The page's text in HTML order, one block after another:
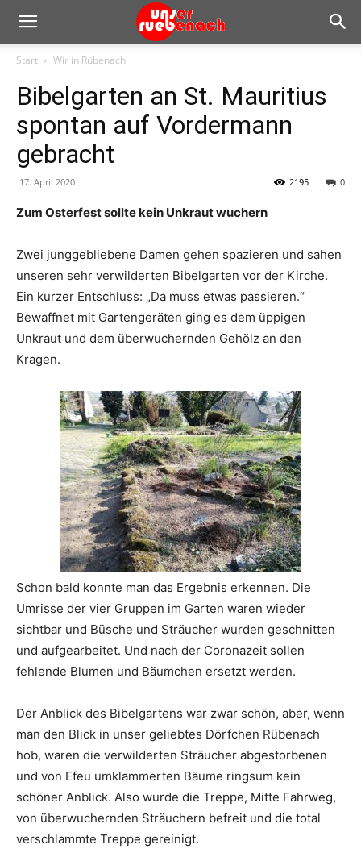
Start Wir in Rübenach
Bibelgarten an St. Mauritius
spontan auf Vordermann
gebracht
17. April 2020 0
2195
Zum Osterfest sollte kein Unkraut wuchern
Zwei junggebliebene Damen gehen spazieren und sahen
unseren sehr verwilderten Bibelgarten vor der Kirche.
Ein kurzer Entschluss: „Da muss etwas passieren.“
Bewaffnet mit Gartengeräten ging es dem üppigen
Unkraut und dem überwuchernden Gehölz an den
Kragen.
Schon bald konnte man das Ergebnis erkennen. Die
Umrisse der vier Gruppen im Garten waren wieder
sichtbar und Büsche und Sträucher wurden geschnitten
und aufgearbeitet. Und nach der Coronazeit sollen
fehlende Blumen und Bäumchen ersetzt werden.
Der Anblick des Bibelgartens war zwar schön, aber, wenn
man den Blick in unser geliebtes Dörfchen Rübenach
hob, waren die verwilderten Sträucher abgestorbenen
und von Efeu umklammerten Bäume ringsum kein
schöner Anblick. Also wurde die Treppe, Mitte Fahrweg,
von überwuchernden Sträuchern befreit und die total
verschlammte Treppe gereinigt.